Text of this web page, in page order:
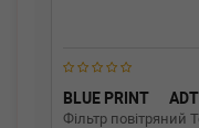
BLUE PRINT
Фільтр повітряний